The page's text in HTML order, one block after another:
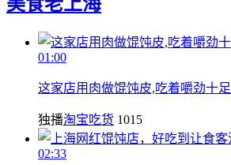
美食老上海
01:00
这家店用肉做馄饨皮,吃着嚼劲十足
独播淘宝吃货 1015
02:33